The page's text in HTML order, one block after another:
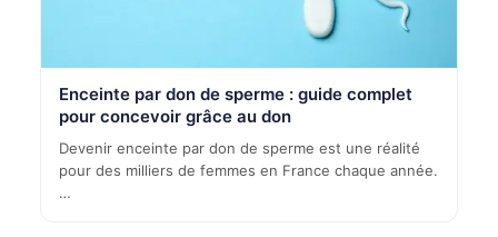
Enceinte par don de sperme : guide complet
pour concevoir grâce au don
Devenir enceinte par don de sperme est une réalité
pour des milliers de femmes en France chaque année.
…